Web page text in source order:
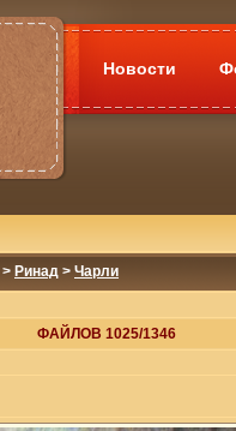
Новости
> Ринад > Чарли
ФАЙЛОВ 1025/1346